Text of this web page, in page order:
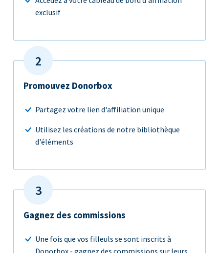
exclusif
Promouvez Donorbox
Partagez votre lien d'affiliation unique
Utilisez les créations de notre bibliothèque
d'éléments
Gagnez des commissions
Une fois que vos filleuls se sont inscrits à
Donorbox - gagnez des commissions sur leurs